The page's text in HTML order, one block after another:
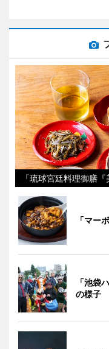
「琉球宮廷料理御膳『
「マー
「池袋
の様子